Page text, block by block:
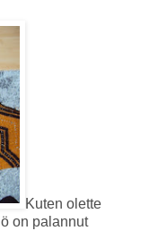
Kuten olette
on palannut